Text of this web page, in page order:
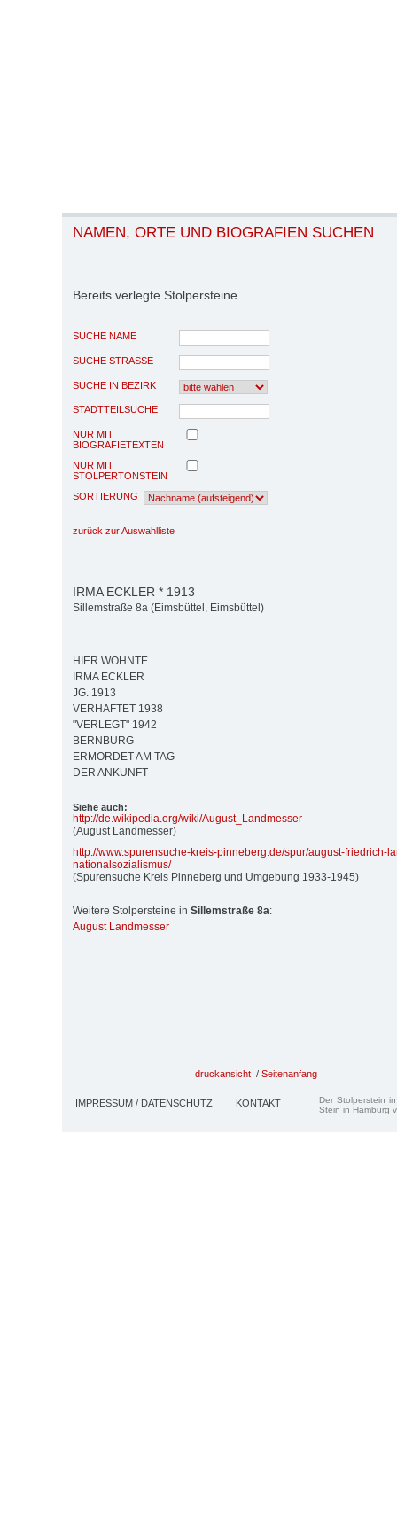
NAMEN, ORTE UND BIOGRAFIEN SUCHEN
Bereits verlegte Stolpersteine
SUCHE NAME
SUCHE STRASSE
SUCHE IN BEZIRK
STADTTEILSUCHE
NUR MIT
BIOGRAFIETEXTEN
NUR MIT
STOLPERTONSTEIN
SORTIERUNG
zurück zur Auswahlliste
IRMA ECKLER * 1913
Sillemstraße 8a (Eimsbüttel, Eimsbüttel)
HIER WOHNTE
IRMA ECKLER
JG. 1913
VERHAFTET 1938
"VERLEGT" 1942
BERNBURG
ERMORDET AM TAG
DER ANKUNFT
Siehe auch:
http://de.wikipedia.org/wiki/August_Landmesser
(August Landmesser)
http://www.spurensuche-kreis-pinneberg.de/spur/august-friedrich-
nationalsozialismus/
(Spurensuche Kreis Pinneberg und Umgebung 1933-1945)
Weitere Stolpersteine in Sillemstraße 8a:
August Landmesser
druckansicht / Seitenanfang
IMPRESSUM / DATENSCHUTZ KONTAKT
Der Stolperstein
Stein in Hamburg